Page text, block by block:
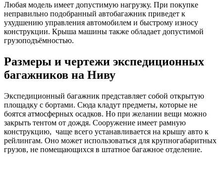
Любая модель имеет допустимую нагрузку. При покупке
неправильно подобранный автобагажник приведет к
ухудшению управления автомобилем и быстрому износу
конструкции. Крыша машины также обладает допустимой
грузоподъёмностью.
Размеры и чертежи экспедиционных
багажников на Ниву
Экспедиционный багажник представляет собой открытую
площадку с бортами. Сюда кладут предметы, которые не
боятся атмосферных осадков. Но при желании вещи можно
закрыть тентом от дождя. Сооружение имеет рамную
конструкцию, чаще всего устанавливается на крышу авто к
рейлингам. Оно может использоваться для крупногабаритных
грузов, не помещающихся в штатное багажное отделение.